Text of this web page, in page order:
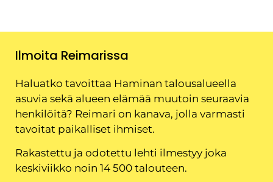
Ilmoita Reimarissa
Haluatko tavoittaa Haminan talousalueella
asuvia sekä alueen elämää muutoin seuraavia
henkilöitä? Reimari on kanava, jolla varmasti
tavoitat paikalliset ihmiset.
Rakastettu ja odotettu lehti ilmestyy joka
keskiviikko noin 14 500 talouteen.